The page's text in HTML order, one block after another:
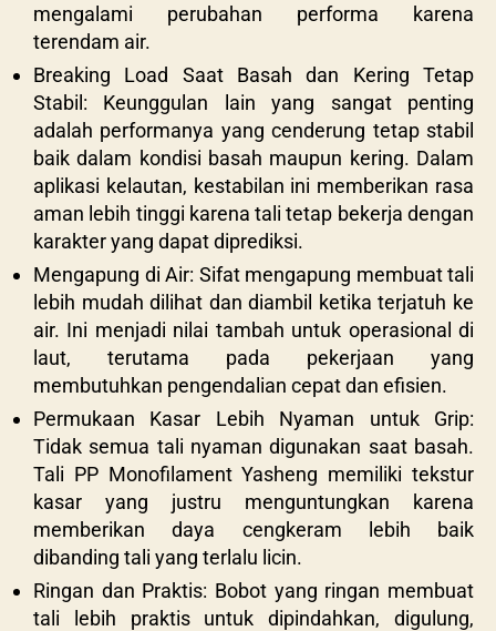
mengalami perubahan performa karena
terendam air.
Breaking Load Saat Basah dan Kering Tetap
Stabil: Keunggulan lain yang sangat penting
adalah performanya yang cenderung tetap stabil
baik dalam kondisi basah maupun kering. Dalam
aplikasi kelautan, kestabilan ini memberikan rasa
aman lebih tinggi karena tali tetap bekerja dengan
karakter yang dapat diprediksi.
Mengapung di Air: Sifat mengapung membuat tali
lebih mudah dilihat dan diambil ketika terjatuh ke
air. Ini menjadi nilai tambah untuk operasional di
laut, terutama pada pekerjaan yang
membutuhkan pengendalian cepat dan efisien.
Permukaan Kasar Lebih Nyaman untuk Grip:
Tidak semua tali nyaman digunakan saat basah.
Tali PP Monofilament Yasheng memiliki tekstur
kasar yang justru menguntungkan karena
memberikan daya cengkeram lebih baik
dibanding tali yang terlalu licin.
Ringan dan Praktis: Bobot yang ringan membuat
tali lebih praktis untuk dipindahkan, digulung,